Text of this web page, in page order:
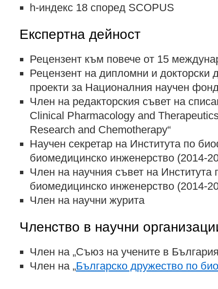
h-индекс 18 според SCOPUS
Експертна дейност
Рецензент към повече от 15
Рецензент на дипломни и докторски
проекти за Националния научен
Член на редакторския съвет на
Clinical Pharmacology and
Research and Chemotherapy“
Научен секретар на Института по
биомедицинско инженерство (2014-
Член на научния съвет на Института
биомедицинско инженерство (2014-
Член на научни журита
Членство в научни
Член на „Съюз на учените в
Член на „Българско дружество по